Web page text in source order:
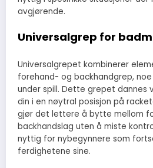
avgjørende.
Universalgrep for
Universalgrepet kombinerer
forehand- og backhandgrep,
under spill. Dette grepet dannes
din i en nøytral posisjon på
gjør det lettere å bytte mellom
backhandslag uten å miste
nyttig for nybegynnere som
ferdighetene sine.